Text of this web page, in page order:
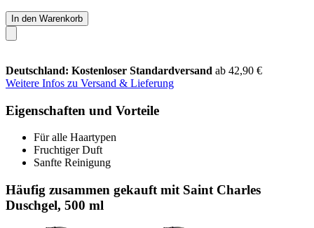
In den Warenkorb
Deutschland: Kostenloser Standardversand ab 42,90 €
Weitere Infos zu Versand & Lieferung
Eigenschaften und Vorteile
Für alle Haartypen
Fruchtiger Duft
Sanfte Reinigung
Häufig zusammen gekauft mit Saint Charles
Duschgel, 500 ml